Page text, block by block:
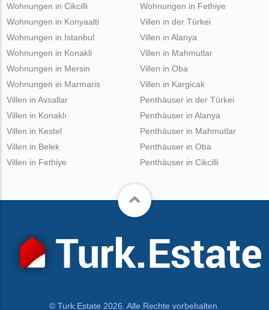
Wohnungen in Cikcilli
Wohnungen in Fethiye
Wohnungen in Konyaalti
Wohnungen in Istanbul
Wohnungen in Konakli
Wohnungen in Mersin
Wohnungen in Marmaris
Villen in der Türkei
Villen in Alanya
Villen in Mahmutlar
Villen in Oba
Villen in Kargicak
Villen in Avsallar
Villen in Konaklı
Villen in Kestel
Villen in Belek
Villen in Fethiye
Penthäuser in der Türkei
Penthäuser in Alanya
Penthäuser in Mahmutlar
Penthäuser in Oba
Penthäuser in Cikcilli
© Turk.Estate 2026. Alle Rechte vorbehalten.